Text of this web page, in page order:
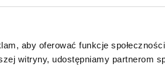
aby oferować funkcje
witryny, udostępniamy partnerom